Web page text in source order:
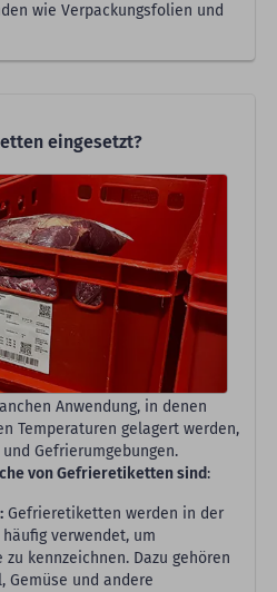
wie Verpackungsfolien und
eingesetzt?
Anwendung, in denen
Temperaturen gelagert werden,
Gefrierumgebungen.
von Gefrieretiketten sind:
Gefrieretiketten werden in der
verwendet, um
kennzeichnen. Dazu gehören
Gemüse und andere